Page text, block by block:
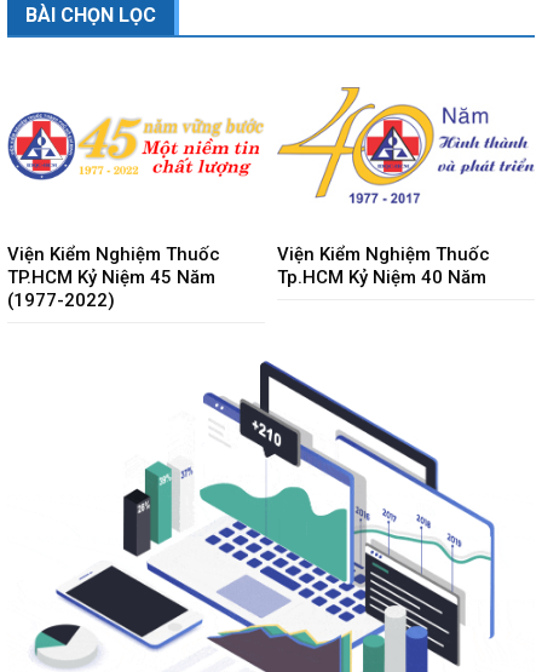
BÀI CHỌN LỌC
Viện Kiểm Nghiệm Thuốc
TP.HCM Kỷ Niệm 45 Năm
(1977-2022)
Viện Kiểm Nghiệm Thuốc
Tp.HCM Kỷ Niệm 40 Năm